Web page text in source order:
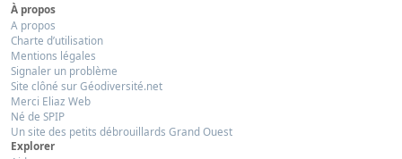
À propos
A propos
Charte d’utilisation
Mentions légales
Signaler un problème
Site clôné sur Géodiversité.net
Merci Eliaz Web
Né de SPIP
Un site des petits débrouillards Grand Ouest
Explorer